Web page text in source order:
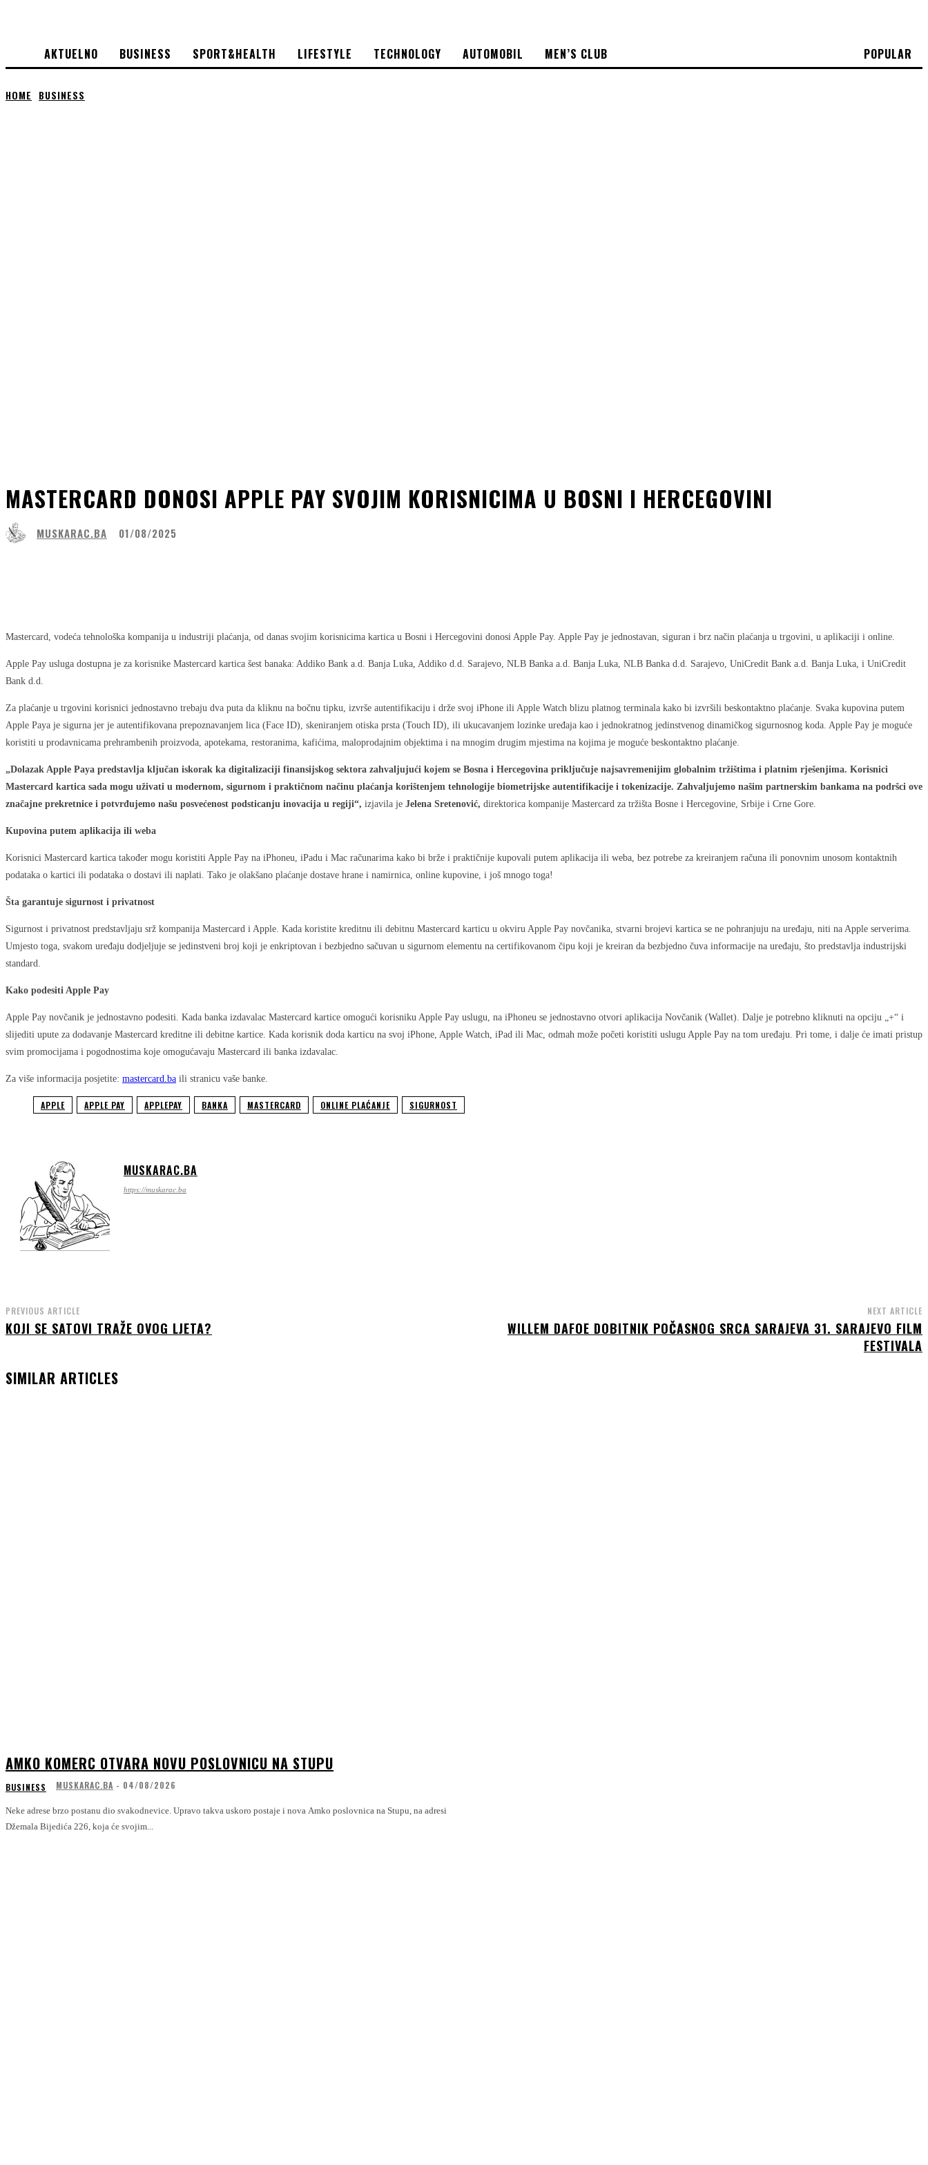
POPULAR
AKTUELNO BUSINESS SPORT&HEALTH LIFESTYLE TECHNOLOGY AUTOMOBIL MEN’S CLUB
HOME BUSINESS
MASTERCARD DONOSI APPLE PAY SVOJIM KORISNICIMA U BOSNI I HERCEGOVINI
MUSKARAC.BA 01/08/2025
Mastercard, vodeća tehnološka kompanija u industriji plaćanja, od danas svojim korisnicima kartica u Bosni i Hercegovini donosi Apple Pay. Apple Pay je jednostavan, siguran i brz način plaćanja u trgovini, u aplikaciji i online.
Apple Pay usluga dostupna je za korisnike Mastercard kartica šest banaka: Addiko Bank a.d. Banja Luka, Addiko d.d. Sarajevo, NLB Banka a.d. Banja Luka, NLB Banka d.d. Sarajevo, UniCredit Bank a.d. Banja Luka, i UniCredit
Bank d.d.
Za plaćanje u trgovini korisnici jednostavno trebaju dva puta da kliknu na bočnu tipku, izvrše autentifikaciju i drže svoj iPhone ili Apple Watch blizu platnog terminala kako bi izvršili beskontaktno plaćanje. Svaka kupovina putem
Apple Paya je sigurna jer je autentifikovana prepoznavanjem lica (Face ID), skeniranjem otiska prsta (Touch ID), ili ukucavanjem lozinke uređaja kao i jednokratnog jedinstvenog dinamičkog sigurnosnog koda. Apple Pay je moguće
koristiti u prodavnicama prehrambenih proizvoda, apotekama, restoranima, kafićima, maloprodajnim objektima i na mnogim drugim mjestima na kojima je moguće beskontaktno plaćanje.
„Dolazak Apple Paya predstavlja ključan iskorak ka digitalizaciji finansijskog sektora zahvaljujući kojem se Bosna i Hercegovina priključuje najsavremenijim globalnim tržištima i platnim rješenjima. Korisnici
Mastercard kartica sada mogu uživati u modernom, sigurnom i praktičnom načinu plaćanja korištenjem tehnologije biometrijske autentifikacije i tokenizacije. Zahvaljujemo našim partnerskim bankama na podršci ove
značajne prekretnice i potvrđujemo našu posvećenost podsticanju inovacija u regiji“, izjavila je Jelena Sretenović, direktorica kompanije Mastercard za tržišta Bosne i Hercegovine, Srbije i Crne Gore.
Kupovina putem aplikacija ili weba
Korisnici Mastercard kartica također mogu koristiti Apple Pay na iPhoneu, iPadu i Mac računarima kako bi brže i praktičnije kupovali putem aplikacija ili weba, bez potrebe za kreiranjem računa ili ponovnim unosom kontaktnih
podataka o kartici ili podataka o dostavi ili naplati. Tako je olakšano plaćanje dostave hrane i namirnica, online kupovine, i još mnogo toga!
Šta garantuje sigurnost i privatnost
Sigurnost i privatnost predstavljaju srž kompanija Mastercard i Apple. Kada koristite kreditnu ili debitnu Mastercard karticu u okviru Apple Pay novčanika, stvarni brojevi kartica se ne pohranjuju na uređaju, niti na Apple serverima.
Umjesto toga, svakom uređaju dodjeljuje se jedinstveni broj koji je enkriptovan i bezbjedno sačuvan u sigurnom elementu na certifikovanom čipu koji je kreiran da bezbjedno čuva informacije na uređaju, što predstavlja industrijski
standard.
Kako podesiti Apple Pay
Apple Pay novčanik je jednostavno podesiti. Kada banka izdavalac Mastercard kartice omogući korisniku Apple Pay uslugu, na iPhoneu se jednostavno otvori aplikacija Novčanik (Wallet). Dalje je potrebno kliknuti na opciju „+“ i
slijediti upute za dodavanje Mastercard kreditne ili debitne kartice. Kada korisnik doda karticu na svoj iPhone, Apple Watch, iPad ili Mac, odmah može početi koristiti uslugu Apple Pay na tom uređaju. Pri tome, i dalje će imati pristup
svim promocijama i pogodnostima koje omogućavaju Mastercard ili banka izdavalac.
Za više informacija posjetite: mastercard.ba ili stranicu vaše banke.
APPLE APPLE PAY APPLEPAY BANKA MASTERCARD ONLINE PLAĆANJE SIGURNOST
MUSKARAC.BA
https://muskarac.ba
PREVIOUS ARTICLE
KOJI SE SATOVI TRAŽE OVOG LJETA?
NEXT ARTICLE
WILLEM DAFOE DOBITNIK POČASNOG SRCA SARAJEVA 31. SARAJEVO FILM
FESTIVALA
SIMILAR ARTICLES
AMKO KOMERC OTVARA NOVU POSLOVNICU NA STUPU
BUSINESS MUSKARAC.BA - 04/08/2026
Neke adrese brzo postanu dio svakodnevice. Upravo takva uskoro postaje i nova Amko poslovnica na Stupu, na adresi
Džemala Bijedića 226, koja će svojim...